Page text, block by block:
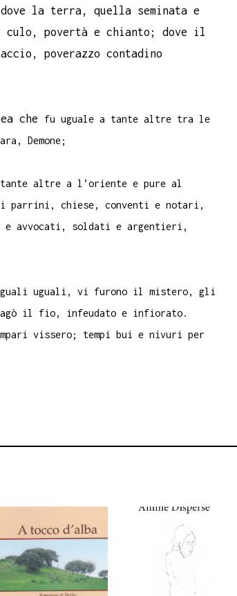
la terra, quella seminata e
culo, povertà e chianto; dove il
poverazzo contadino
che fu uguale a tante altre tra le
Demone;
altre a l’oriente e pure al
parrini, chiese, conventi e notari,
avvocati, soldati e argentieri,
uguali, vi furono il mistero, gli
il fio, infeudato e infiorato.
vissero; tempi bui e nivuri per